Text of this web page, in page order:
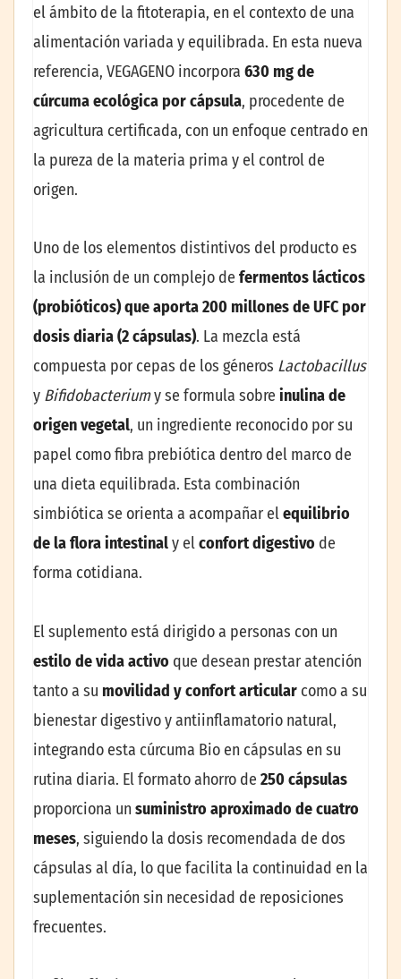
el ámbito de la fitoterapia, en el contexto de una
alimentación variada y equilibrada. En esta nueva
referencia, VEGAGENO incorpora 630 mg de
cúrcuma ecológica por cápsula, procedente de
agricultura certificada, con un enfoque centrado en
la pureza de la materia prima y el control de
origen.
Uno de los elementos distintivos del producto es
la inclusión de un complejo de fermentos lácticos
(probióticos) que aporta 200 millones de UFC por
dosis diaria (2 cápsulas). La mezcla está
compuesta por cepas de los géneros Lactobacillus
y Bifidobacteriumy se formula sobre inulina de
origen vegetal, un ingrediente reconocido por su
papel como fibra prebiótica dentro del marco de
una dieta equilibrada. Esta combinación
simbiótica se orienta a acompañar elequilibrio
de la flora intestinaly elconfort digestivo de
forma cotidiana.
El suplemento está dirigido a personas con un
estilo de vida activo que desean prestar atención
tanto a su movilidad y confort articular como a su
bienestar digestivo y antiinflamatorio natural,
integrando esta cúrcuma Bio en cápsulas en su
rutina diaria. El formato ahorro de 250 cápsulas
proporciona un suministro aproximado de cuatro
meses, siguiendo la dosis recomendada de dos
cápsulas al día, lo que facilita la continuidad en la
suplementación sin necesidad de reposiciones
frecuentes.